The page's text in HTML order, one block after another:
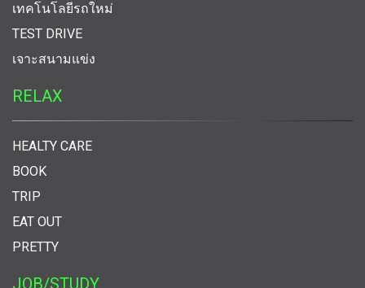
เทคโนโลยีรถใหม่
TEST DRIVE
เจาะสนามแข่ง
RELAX
HEALTY CARE
BOOK
TRIP
EAT OUT
PRETTY